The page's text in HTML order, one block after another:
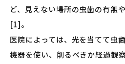
ど、見えない場所の虫歯の有無
[1]。
医院によっては、光を当てて虫
機器を使い、削るべきか経過観